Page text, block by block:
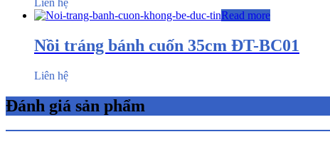
Liên hệ
Read more
Nồi tráng bánh cuốn 35cm ĐT-BC01
Liên hệ
Đánh giá sản phẩm